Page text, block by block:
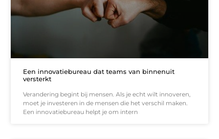
Een innovatiebureau dat teams van binnenuit
versterkt
Verandering begint bij mensen. Als je echt wilt innoveren,
moet je investeren in de mensen die het verschil maken.
Een innovatiebureau helpt je om intern